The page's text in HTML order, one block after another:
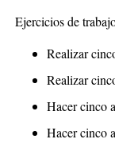
Ejercicios de
Realizar
Realizar
Hacer cinco
Hacer cinco